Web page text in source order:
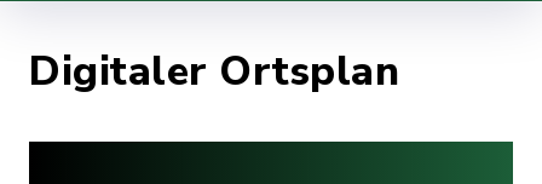
Digitaler Ortsplan